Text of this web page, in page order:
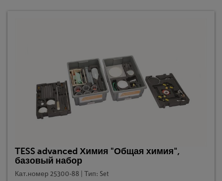
TESS advanced Химия "Общая химия",
базовый набор
Кат.номер 25300-88 | Тип: Set